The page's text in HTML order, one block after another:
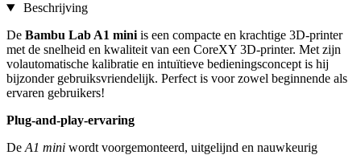
Beschrijving
De Bambu Lab A1 mini is een compacte en krachtige 3D-printer
met de snelheid en kwaliteit van een CoreXY 3D-printer. Met zijn
volautomatische kalibratie en intuïtieve bedieningsconcept is hij
bijzonder gebruiksvriendelijk. Perfect is voor zowel beginnende als
ervaren gebruikers!
Plug-and-play-ervaring
De A1 mini wordt voorgemonteerd, uitgelijnd en nauwkeurig